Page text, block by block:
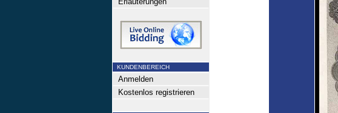
KUNDENBEREICH
Anmelden
Kostenlos registrieren